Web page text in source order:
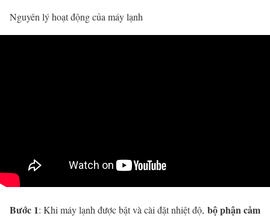
Nguyên lý hoạt động của máy lạnh
Bước 1: Khi máy lạnh được bật và cài đặt nhiệt độ, bộ phận cảm